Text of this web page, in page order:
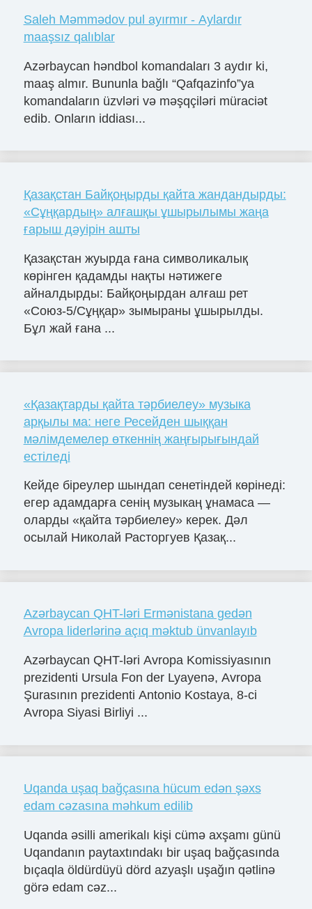
Saleh Məmmədov pul ayırmır - Aylardır
maaşsız qalıblar
Azərbaycan həndbol komandaları 3 aydır ki,
maaş almır. Bununla bağlı “Qafqazinfo”ya
komandaların üzvləri və məşqçiləri müraciət
edib. Onların iddiası...
Қазақстан Байқоңырды қайта жандандырды:
«Сұңқардың» алғашқы ұшырылымы жаңа
ғарыш дәуірін ашты
Қазақстан жуырда ғана символикалық
көрінген қадамды нақты нәтижеге
айналдырды: Байқоңырдан алғаш рет
«Союз-5/Сұңқар» зымыраны ұшырылды.
Бұл жай ғана ...
«Қазақтарды қайта тәрбиелеу» музыка
арқылы ма: неге Ресейден шыққан
мәлімдемелер өткеннің жаңғырығындай
естіледі
Кейде біреулер шындап сенетіндей көрінеді:
егер адамдарға сенің музыкаң ұнамаса —
оларды «қайта тәрбиелеу» керек. Дәл
осылай Николай Расторгуев Қазақ...
Azərbaycan QHT-ləri Ermənistana gedən
Avropa liderlərinə açıq məktub ünvanlayıb
Azərbaycan QHT-ləri Avropa Komissiyasının
prezidenti Ursula Fon der Lyayenə, Avropa
Şurasının prezidenti Antonio Kostaya, 8-ci
Avropa Siyasi Birliyi ...
Uqanda uşaq bağçasına hücum edən şəxs
edam cəzasına məhkum edilib
Uqanda əsilli amerikalı kişi cümə axşamı günü
Uqandanın paytaxtındakı bir uşaq bağçasında
bıçaqla öldürdüyü dörd azyaşlı uşağın qətlinə
görə edam cəz...